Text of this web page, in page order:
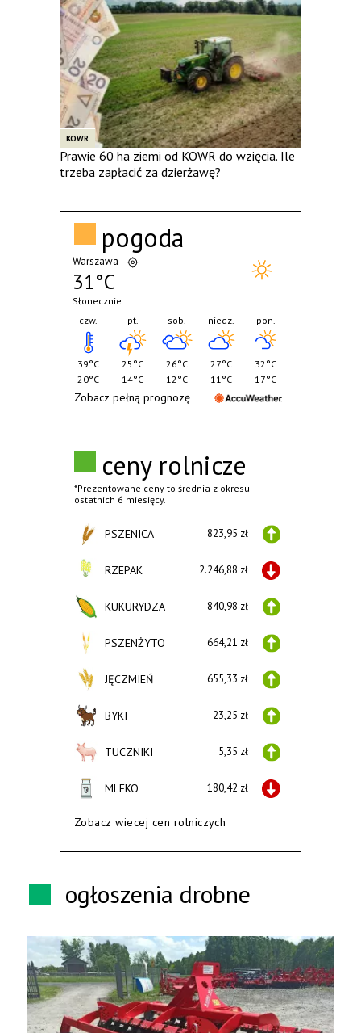
KOWR
Prawie 60 ha ziemi od KOWR do wzięcia. Ile
trzeba zapłacić za dzierżawę?
ceny rolnicze
*Prezentowane ceny to średnia z okresu
ostatnich 6 miesięcy.
PSZENICA 823,95 zł
RZEPAK 2.246,88 zł
KUKURYDZA 840,98 zł
PSZENŻYTO 664,21 zł
JĘCZMIEŃ 655,33 zł
BYKI 23,25 zł
TUCZNIKI 5,35 zł
MLEKO 180,42 zł
Zobacz wiecej cen rolniczych
pogoda
Warszawa
31°C
Słonecznie
czw.
39°C
20°C
pt.
25°C
14°C
sob.
26°C
12°C
niedz.
27°C
11°C
pon.
32°C
17°C
Zobacz pełną prognozę
ogłoszenia drobne